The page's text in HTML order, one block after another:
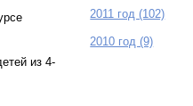
из 4-
2011 год (102)
2010 год (9)